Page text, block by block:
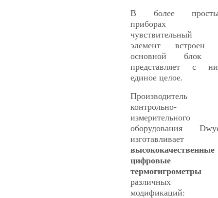
В более
приборах
чувствительный
элемент встроен
основной блок
представляет с
единое целое.
Производитель
контрольно-
измерительного
оборудования
изготавливает
высококачественные
цифровые
термогигрометры
различных
модификаций: